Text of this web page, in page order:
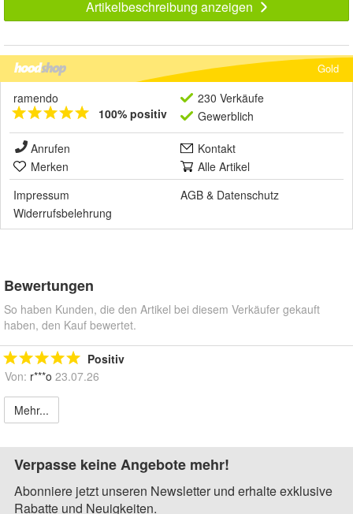
Artikelbeschreibung anzeigen
Gold
ramendo
100% positiv
230 Verkäufe
Gewerblich
Anrufen
Kontakt
Merken
Alle Artikel
Impressum
AGB & Datenschutz
Widerrufsbelehrung
Bewertungen
So haben Kunden, die den Artikel bei diesem Verkäufer gekauft
haben, den Kauf bewertet.
Positiv
Von: r***o 23.07.26
Mehr...
Verpasse keine Angebote mehr!
Abonniere jetzt unseren Newsletter und erhalte exklusive
Rabatte und Neuigkeiten.